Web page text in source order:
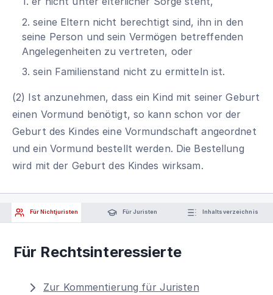
2. seine Eltern nicht berechtigt sind, ihn in den
seine Person und sein Vermögen betreffenden
Angelegenheiten zu vertreten, oder
3. sein Familienstand nicht zu ermitteln ist.
(2) Ist anzunehmen, dass ein Kind mit seiner Geburt
einen Vormund benötigt, so kann schon vor der
Geburt des Kindes eine Vormundschaft angeordnet
und ein Vormund bestellt werden. Die Bestellung
wird mit der Geburt des Kindes wirksam.
Für Nichtjuristen Für Juristen Inhaltsverzeichnis
Für Rechtsinteressierte
Zur Kommentierung für Juristen